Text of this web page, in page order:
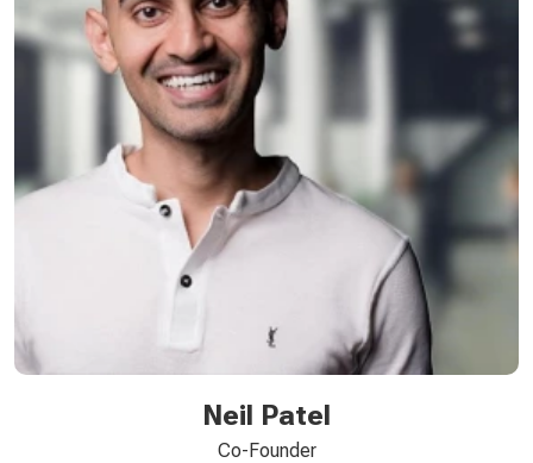
Neil Patel
Co-Founder